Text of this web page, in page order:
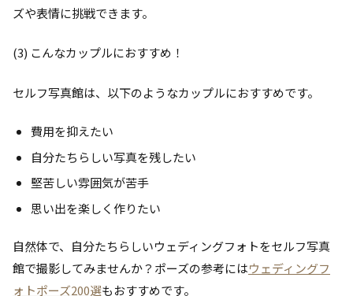
ズや表情に挑戦できます。
(3) こんなカップルにおすすめ！
セルフ写真館は、以下のようなカップルにおすすめです。
費用を抑えたい
自分たちらしい写真を残したい
堅苦しい雰囲気が苦手
思い出を楽しく作りたい
自然体で、自分たちらしいウェディングフォトをセルフ写真
館で撮影してみませんか？ポーズの参考にはウェディングフ
ォトポーズ200選もおすすめです。